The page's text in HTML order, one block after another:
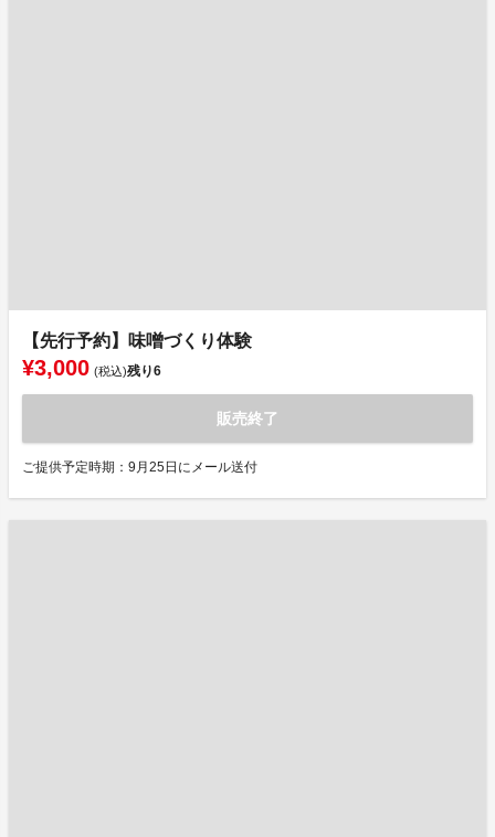
【先行予約】味噌づくり体験
¥3,000 (税込)残り6
販売終了
ご提供予定時期：9月25日にメール送付